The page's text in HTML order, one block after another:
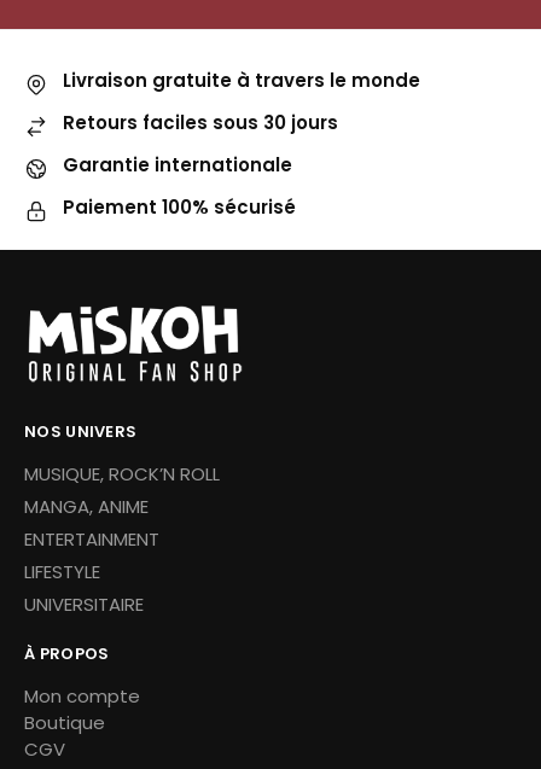
Livraison gratuite à travers le monde
Retours faciles sous 30 jours
Garantie internationale
Paiement 100% sécurisé
NOS UNIVERS
MUSIQUE, ROCK’N ROLL
MANGA, ANIME
ENTERTAINMENT
LIFESTYLE
UNIVERSITAIRE
À PROPOS
Mon compte
Boutique
CGV